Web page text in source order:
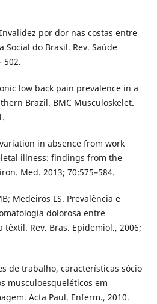
por dor nas costas entre
Social do Brasil. Rev. Saúde
502.
low back pain prevalence in a
Brazil. BMC Musculoskelet.
in absence from work
illness: findings from the
Med. 2013; 70:575–584.
Medeiros LS. Prevalência e
dolorosa entre
Rev. Bras. Epidemiol., 2006;
de trabalho, características sócio
musculoesqueléticos em
Acta Paul. Enferm., 2010.